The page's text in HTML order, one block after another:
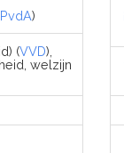
PvdA)
(VVD),
welzijn